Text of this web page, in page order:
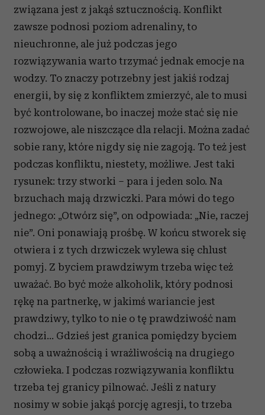
związana jest z jakąś sztucznością. Konflikt
zawsze podnosi poziom adrenaliny, to
nieuchronne, ale już podczas jego
rozwiązywania warto trzymać jednak emocje na
wodzy. To znaczy potrzebny jest jakiś rodzaj
energii, by się z konfliktem zmierzyć, ale to musi
być kontrolowane, bo inaczej może stać się nie
rozwojowe, ale niszczące dla relacji. Można zadać
sobie rany, które nigdy się nie zagoją. To też jest
podczas konfliktu, niestety, możliwe. Jest taki
rysunek: trzy stworki – para i jeden solo. Na
brzuchach mają drzwiczki. Para mówi do tego
jednego: „Otwórz się”, on odpowiada: „Nie, raczej
nie”. Oni ponawiają prośbę. W końcu stworek się
otwiera i z tych drzwiczek wylewa się chlust
pomyj. Z byciem prawdziwym trzeba więc też
uważać. Bo być może alkoholik, który podnosi
rękę na partnerkę, w jakimś wariancie jest
prawdziwy, tylko to nie o tę prawdziwość nam
chodzi… Gdzieś jest granica pomiędzy byciem
sobą a uważnością i wrażliwością na drugiego
człowieka. I podczas rozwiązywania konfliktu
trzeba tej granicy pilnować. Jeśli z natury
nosimy w sobie jakąś porcję agresji, to trzeba